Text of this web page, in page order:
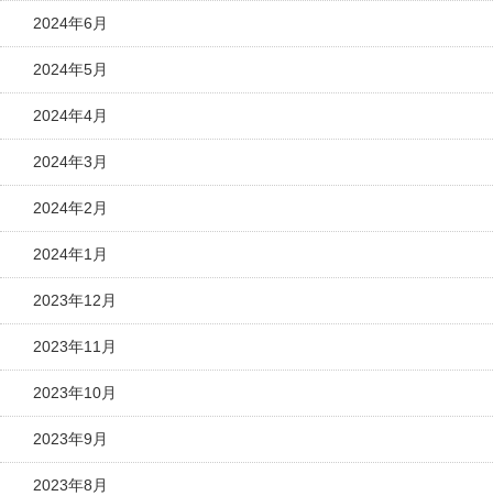
2024年6月
2024年5月
2024年4月
2024年3月
2024年2月
2024年1月
2023年12月
2023年11月
2023年10月
2023年9月
2023年8月